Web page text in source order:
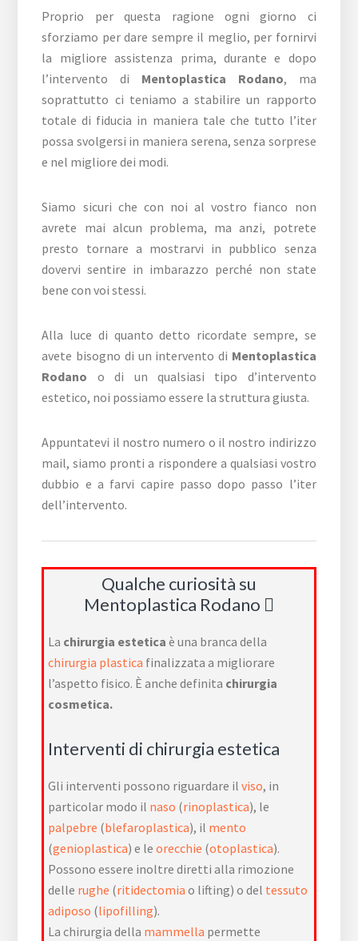
Proprio per questa ragione ogni giorno ci
sforziamo per dare sempre il meglio, per fornirvi
la migliore assistenza prima, durante e dopo
l’intervento di Mentoplastica Rodano, ma
soprattutto ci teniamo a stabilire un rapporto
totale di fiducia in maniera tale che tutto l’iter
possa svolgersi in maniera serena, senza sorprese
e nel migliore dei modi.
Siamo sicuri che con noi al vostro fianco non
avrete mai alcun problema, ma anzi, potrete
presto tornare a mostrarvi in pubblico senza
dovervi sentire in imbarazzo perché non state
bene con voi stessi.
Alla luce di quanto detto ricordate sempre, se
avete bisogno di un intervento di Mentoplastica
Rodano o di un qualsiasi tipo d’intervento
estetico, noi possiamo essere la struttura giusta.
Appuntatevi il nostro numero o il nostro indirizzo
mail, siamo pronti a rispondere a qualsiasi vostro
dubbio e a farvi capire passo dopo passo l’iter
dell’intervento.
Qualche curiosità su
Mentoplastica Rodano
La chirurgia estetica è una branca della
chirurgia plastica finalizzata a migliorare
l’aspetto fisico. È anche definita chirurgia
cosmetica.
Interventi di chirurgia estetica
Gli interventi possono riguardare ilviso, in
particolar modo il naso (rinoplastica), le
palpebre (blefaroplastica), il mento
(genioplastica) e leorecchie (otoplastica).
Possono essere inoltre diretti alla rimozione
delle rughe (ritidectomia o lifting) o del tessuto
adiposo (lipofilling).
La chirurgia della mammella permette